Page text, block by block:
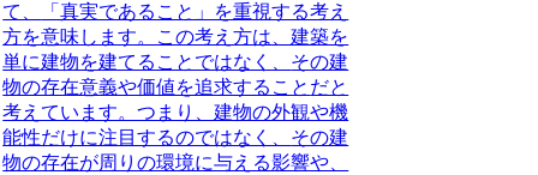
て、
「真実であること」を重視する考え
方を意味します。この考え方は、建築を
単に建物を建てることではなく、 その建
物の存在意義や価値を追求すること だと
考えています。つまり、建物の外観や機
能性だけに注目するのではなく、 その建
物の存在が周りの環境に与える影響や、